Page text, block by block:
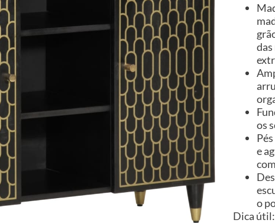
os
e
o
Dica útil: